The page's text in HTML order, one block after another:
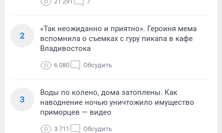
2
«Так неожиданно и приятно». Героиня мема
вспомнила о съемках с гуру пикапа в кафе
Владивостока
6 080 Обсудить
3
Воды по колено, дома затоплены. Как
наводнение ночью уничтожило имущество
приморцев — видео
3 711 Обсудить